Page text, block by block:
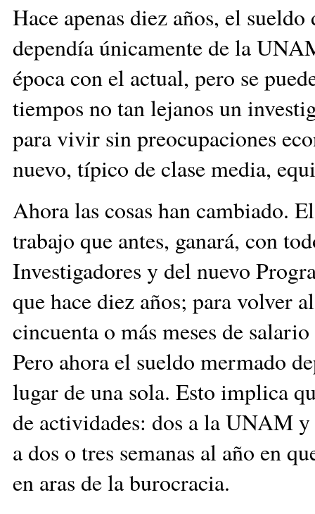
Hace apenas diez años, el
dependía únicamente de la
época con el actual, pero se
tiempos no tan lejanos un
para vivir sin preocupaciones
nuevo, típico de clase media,
Ahora las cosas han cambiado.
trabajo que antes, ganará, con
Investigadores y del nuevo
que hace diez años; para volver
cincuenta o más meses de
Pero ahora el sueldo mermado
lugar de una sola. Esto implica
de actividades: dos a la UNAM
a dos o tres semanas al año en
en aras de la burocracia.